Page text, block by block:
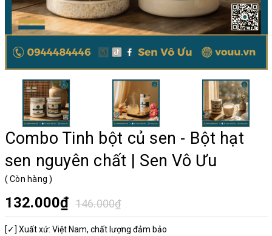
Combo Tinh bột củ sen - Bột hạt
sen nguyên chất | Sen Vô Ưu
( Còn hàng )
132.000₫ 146.000₫
[✓] Xuất xứ: Việt Nam, chất lượng đảm bảo